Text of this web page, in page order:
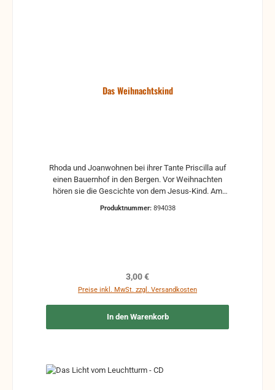
Das Weihnachtskind
Rhoda und Joanwohnen bei ihrer Tante Priscilla auf
einen Bauernhof in den Bergen. Vor Weihnachten
hören sie die Gescichte von dem Jesus-Kind. Am
Produktnummer: 894038
Regulärer Preis:
3,00 €
Preise inkl. MwSt. zzgl. Versandkosten
In den Warenkorb